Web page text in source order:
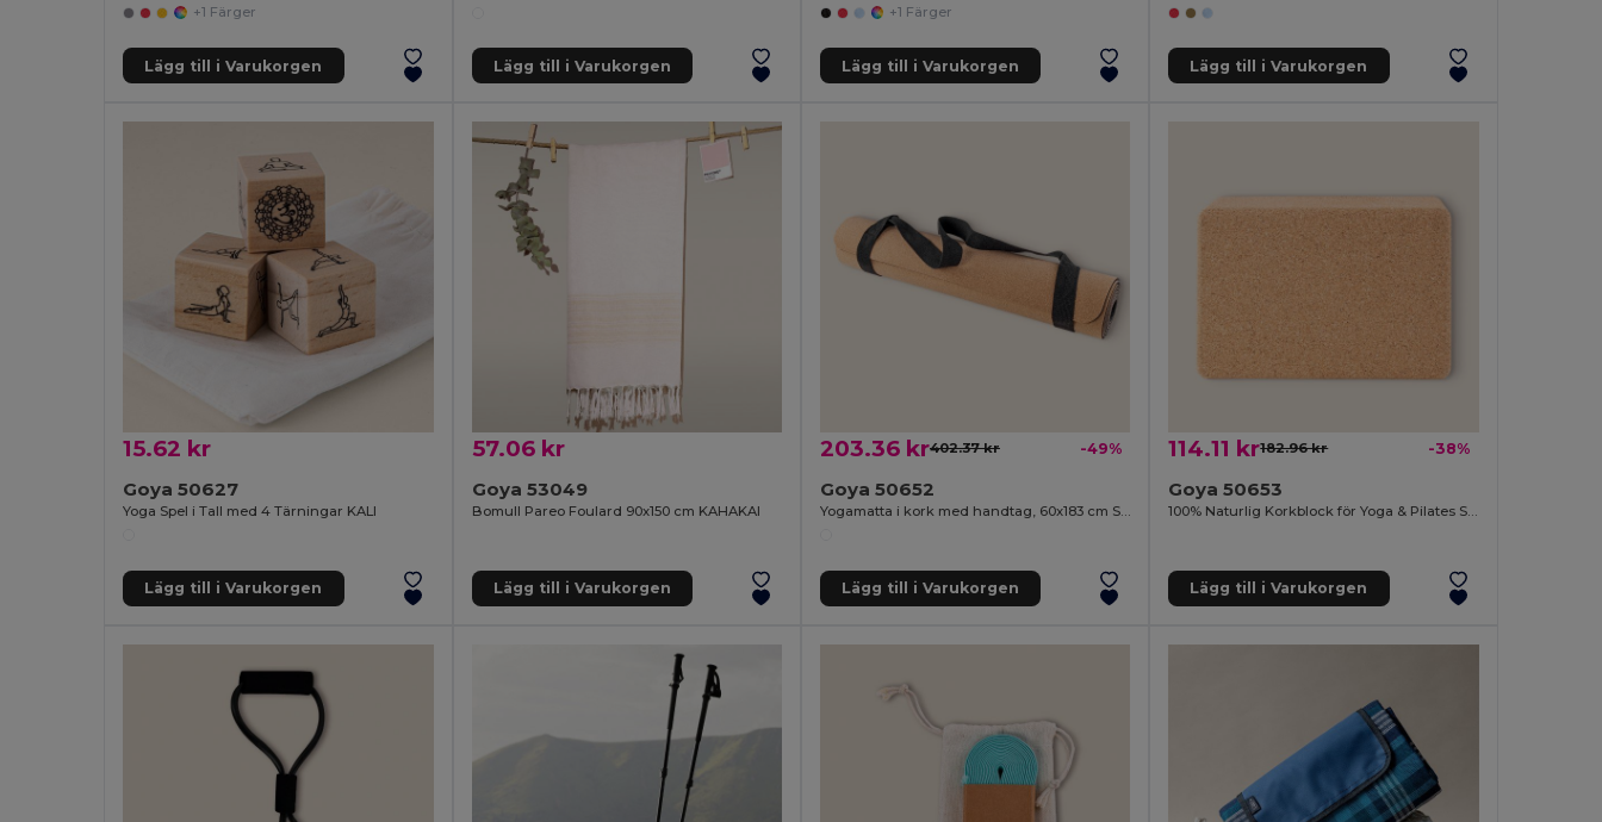
+1 Färger
Lägg till i Varukorgen Lägg till i Varukorgen
+1 Färger
Lägg till i Varukorgen Lägg till i Varukorgen
15.62 kr
Goya 50627
Yoga Spel i Tall med 4 Tärningar KALI
Lägg till i Varukorgen
57.06 kr
Goya 53049
Bomull Pareo Foulard 90x150 cm KAHAKAI
Lägg till i Varukorgen
203.36 kr402.37 kr -49%
Goya 50652
Yogamatta i kork med handtag, 60x183 cm SHIVA
Lägg till i Varukorgen
114.11 kr182.96 kr -38%
Goya 50653
Lägg till i Varukorgen